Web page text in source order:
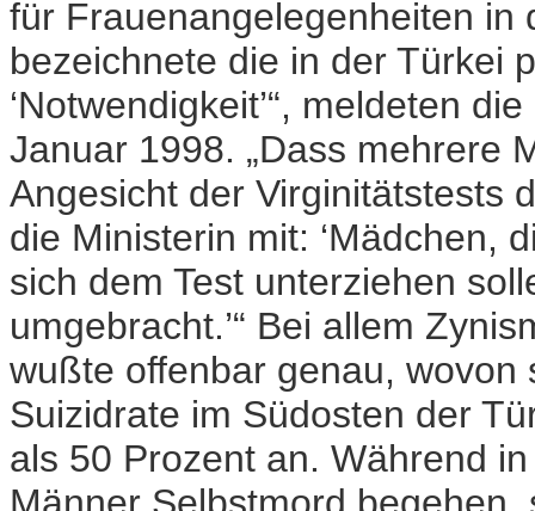
für Frauenangelegenheiten in
bezeichnete die in der Türkei
‘Notwendigkeit’“, meldeten
Januar 1998. „Dass mehrere
Angesicht der Virginitätstests
die Ministerin mit: ‘Mädchen,
sich dem Test unterziehen
umgebracht.’“ Bei allem
wußte offenbar genau,
Suizidrate im Südosten der
als 50 Prozent an. Während
Männer Selbstmord